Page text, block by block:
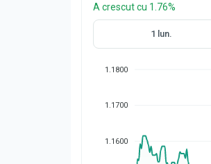
A crescut cu 1.76%
1 lun.
1.1800
1.1700
1.1600